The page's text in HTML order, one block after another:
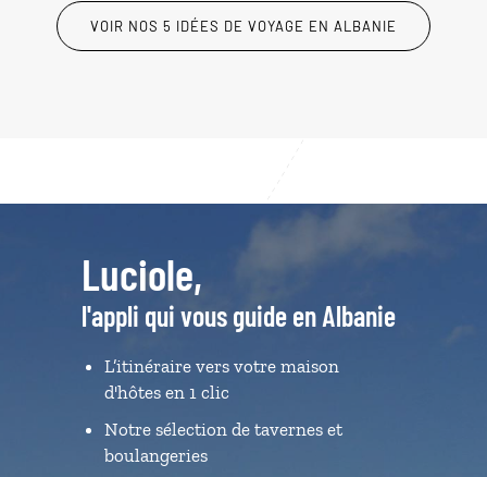
VOIR NOS 5 IDÉES DE VOYAGE EN ALBANIE
Luciole,
l'appli qui vous guide en Albanie
L’itinéraire vers votre maison
d'hôtes en 1 clic
Notre sélection de tavernes et
boulangeries